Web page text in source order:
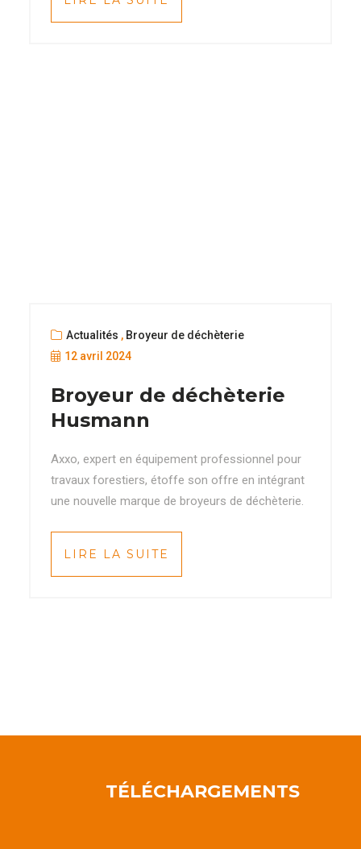
Actualités , Broyeur de déchèterie
12 avril 2024
Broyeur de déchèterie
Husmann
Axxo, expert en équipement professionnel pour
travaux forestiers, étoffe son offre en intégrant
une nouvelle marque de broyeurs de déchèterie.
LIRE LA SUITE
TÉLÉCHARGEMENTS